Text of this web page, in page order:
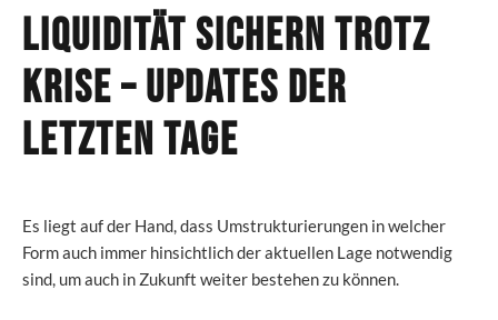
Liquidität sichern trotz
Krise – Updates der
letzten Tage
Es liegt auf der Hand, dass Umstrukturierungen in welcher
Form auch immer hinsichtlich der aktuellen Lage notwendig
sind, um auch in Zukunft weiter bestehen zu können.